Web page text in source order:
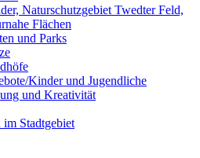
Naturschutzgebiet Twedter Feld,
Flächen
und Parks
Kinder und Jugendliche
und Kreativität
im Stadtgebiet